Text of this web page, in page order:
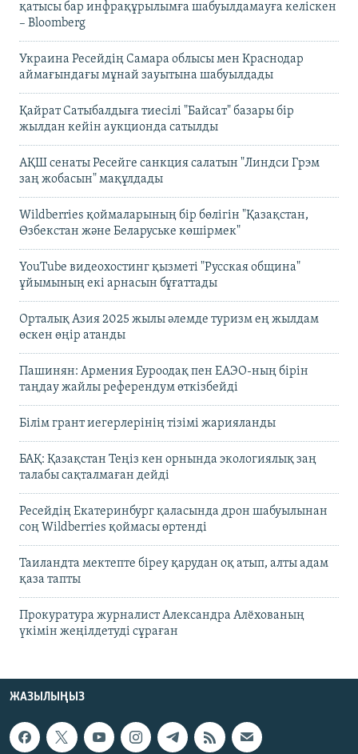
қатысы бар инфрақұрылымға шабуылдамауға келіскен
– Bloomberg
Украина Ресейдің Самара облысы мен Краснодар
аймағындағы мұнай зауытына шабуылдады
Қайрат Сатыбалдыға тиесілі "Байсат" базары бір
жылдан кейін аукционда сатылды
АҚШ сенаты Ресейге санкция салатын "Линдси Грэм
заң жобасын" мақұлдады
Wildberries қоймаларының бір бөлігін "Қазақстан,
Өзбекстан және Беларуське көшірмек"
YouTube видеохостинг қызметі "Русская община"
ұйымының екі арнасын бұғаттады
Орталық Азия 2025 жылы әлемде туризм ең жылдам
өскен өңір атанды
Пашинян: Армения Еуроодақ пен ЕАЭО-ның бірін
таңдау жайлы референдум өткізбейді
Білім грант иегерлерінің тізімі жарияланды
БАҚ: Қазақстан Теңіз кен орнында экологиялық заң
талабы сақталмаған дейді
Ресейдің Екатеринбург қаласында дрон шабуылынан
соң Wildberries қоймасы өртенді
Таиландта мектепте біреу қарудан оқ атып, алты адам
қаза тапты
Прокуратура журналист Александра Алёхованың
үкімін жеңілдетуді сұраған
ЖАЗЫЛЫҢЫЗ